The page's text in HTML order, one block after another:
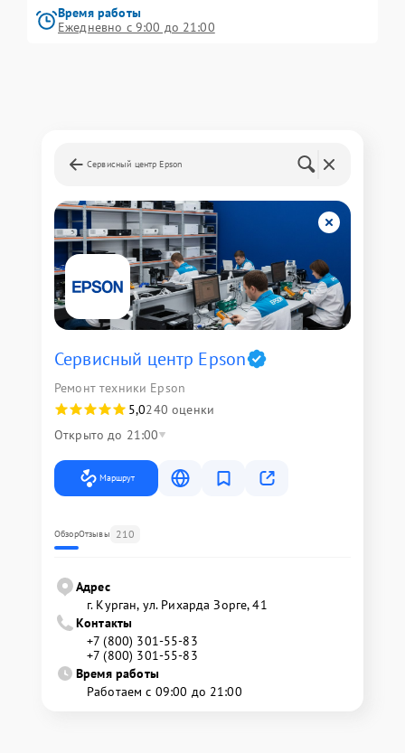
Время работы
Ежедневно с 9:00 до 21:00
Сервисный центр Epson
Сервисный центр Epson
Ремонт техники Epson
5,0240 оценки
Открыто до 21:00
Маршрут
ОбзорОтзывы 210
Адрес
г. Курган, ул. Рихарда Зорге, 41
Контакты
+7 (800) 301-55-83
+7 (800) 301-55-83
Время работы
Работаем с 09:00 до 21:00